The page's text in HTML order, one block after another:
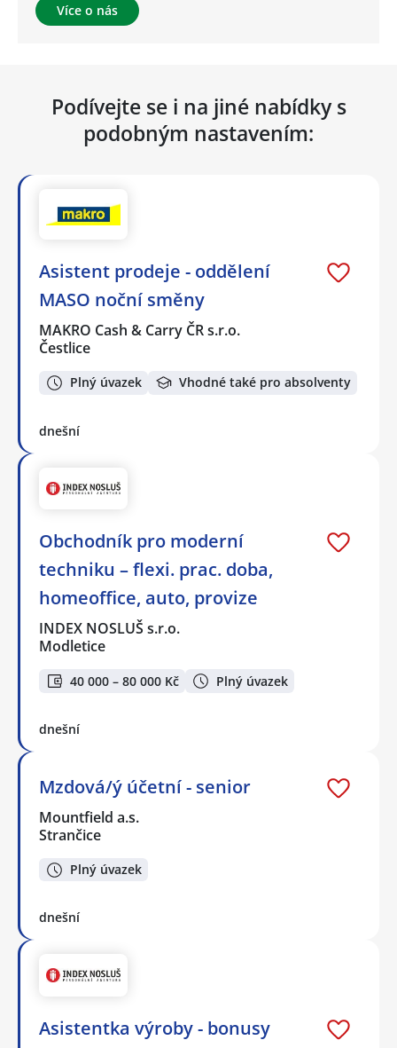
Více o nás
Podívejte se i na jiné nabídky s
podobným nastavením:
Asistent prodeje - oddělení
MASO noční směny
MAKRO Cash & Carry ČR s.r.o.
Čestlice
Plný úvazek Vhodné také pro absolventy
dnešní
Obchodník pro moderní
techniku – flexi. prac. doba,
homeoffice, auto, provize
INDEX NOSLUŠ s.r.o.
Modletice
40 000 – 80 000 Kč Plný úvazek
dnešní
Mzdová/ý účetní - senior
Mountfield a.s.
Strančice
Plný úvazek
dnešní
Asistentka výroby - bonusy